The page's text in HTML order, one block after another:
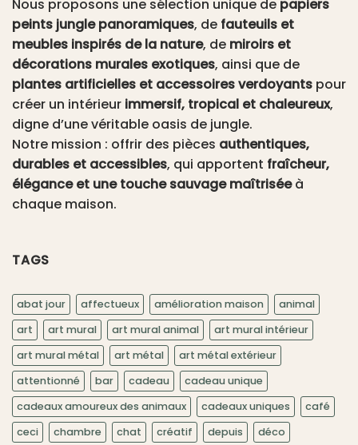
Nous proposons une sélection unique de papiers
peints jungle panoramiques, de fauteuils et
meubles inspirés de la nature, de miroirs et
décorations murales exotiques, ainsi que de
plantes artificielles et accessoires verdoyants pour
créer un intérieur immersif, tropical et chaleureux,
digne d’une véritable oasis de jungle.
Notre mission : offrir des pièces authentiques,
durables et accessibles, qui apportent fraîcheur,
élégance et une touche sauvage maîtriséeà
chaque maison.
TAGS
abat jour affectueux amélioration maison
animal
art
art mural art mural animal
art mural intérieur
art mural métal
art métal
art métal extérieur
attentionné
bar cadeau
cadeau unique
cadeaux amoureux des animaux
cadeaux uniques
café
ceci
chambre chat créatif depuis
déco